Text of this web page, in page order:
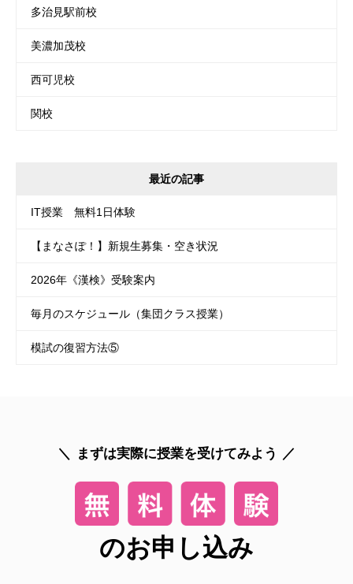
多治見駅前校
美濃加茂校
西可児校
関校
最近の記事
IT授業 無料1日体験
【まなさぽ！】新規生募集・空き状況
2026年《漢検》受験案内
毎月のスケジュール（集団クラス授業）
模試の復習方法⑤
まずは実際に授業を受けてみよう
のお申し込み